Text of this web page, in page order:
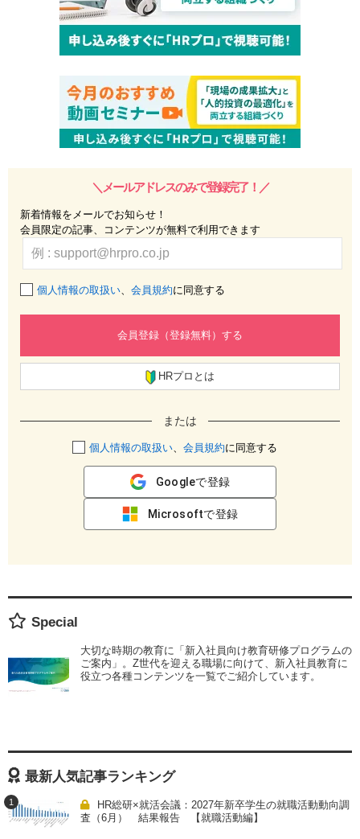
＼メールアドレスのみで登録完了！／
新着情報をメールでお知らせ！
会員限定の記事、コンテンツが無料で利用できます
個人情報の取扱い、 会員規約に同意する
会員登録（登録無料）する
HRプロとは
または
個人情報の取扱い、 会員規約に同意する
Googleで登録
Microsoftで登録
Special
大切な時期の教育に「新入社員向け教育研修プログラムの
ご案内」。Z世代を迎える職場に向けて、新入社員教育に
役立つ各種コンテンツを一覧でご紹介しています。
最新人気記事ランキング
1
HR総研×就活会議：2027年新卒学生の就職活動動向調
査（6月） 結果報告 【就職活動編】